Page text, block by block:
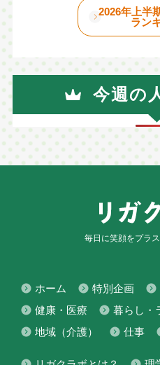
2026年上半
ラン
今週の
毎日に笑顔をプラ
ホーム 特別企画
健康・医療
暮らし・
地域（介護）
仕事